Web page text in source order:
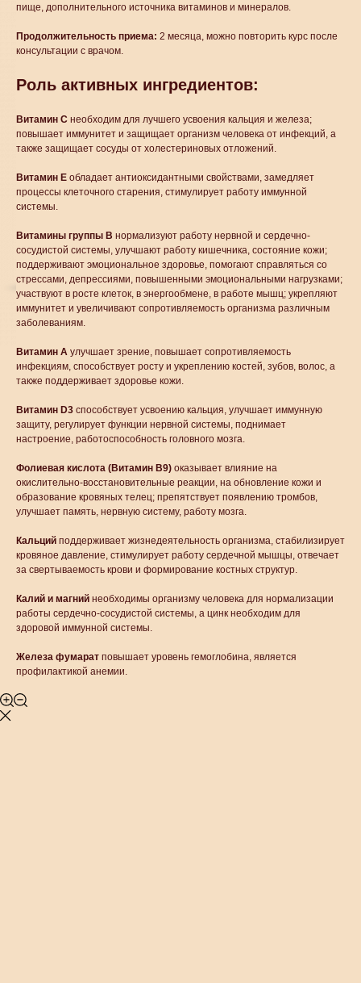
пище, дополнительного источника витаминов и минералов.
Продолжительность приема: 2 месяца, можно повторить курс после
консультации с врачом.
Роль активных ингредиентов:
Витамин С необходим для лучшего усвоения кальция и железа;
повышает иммунитет и защищает организм человека от инфекций, а
также защищает сосуды от холестериновых отложений.
Витамин Е обладает антиоксидантными свойствами, замедляет
процессы клеточного старения, стимулирует работу иммунной
системы.
Витамины группы В нормализуют работу нервной и сердечно-
сосудистой системы, улучшают работу кишечника, состояние кожи;
поддерживают эмоциональное здоровье, помогают справляться со
стрессами, депрессиями, повышенными эмоциональными нагрузками;
участвуют в росте клеток, в энергообмене, в работе мышц; укрепляют
иммунитет и увеличивают сопротивляемость организма различным
заболеваниям.
Витамин А улучшает зрение, повышает сопротивляемость
инфекциям, способствует росту и укреплению костей, зубов, волос, а
также поддерживает здоровье кожи.
Витамин D3 способствует усвоению кальция, улучшает иммунную
защиту, регулирует функции нервной системы, поднимает
настроение, работоспособность головного мозга.
Фолиевая кислота (Витамин В9) оказывает влияние на
окислительно-восстановительные реакции, на обновление кожи и
образование кровяных телец; препятствует появлению тромбов,
улучшает память, нервную систему, работу мозга.
Кальций поддерживает жизнедеятельность организма, стабилизирует
кровяное давление, стимулирует работу сердечной мышцы, отвечает
за свертываемость крови и формирование костных структур.
Калий и магний необходимы организму человека для нормализации
работы сердечно-сосудистой системы, а цинк необходим для
здоровой иммунной системы.
Железа фумарат повышает уровень гемоглобина, является
профилактикой анемии.